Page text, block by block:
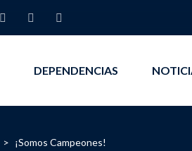
DEPENDENCIAS
> ¡Somos Campeones!